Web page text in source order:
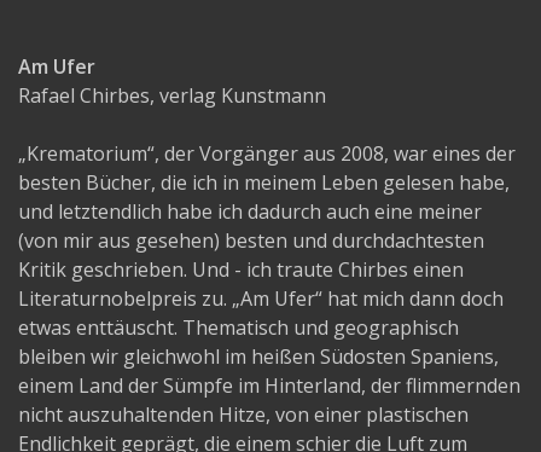
Am Ufer
Rafael Chirbes, verlag Kunstmann
„Krematorium“, der Vorgänger aus 2008, war eines der
besten Bücher, die ich in meinem Leben gelesen habe,
und letztendlich habe ich dadurch auch eine meiner
(von mir aus gesehen) besten und durchdachtesten
Kritik geschrieben. Und - ich traute Chirbes einen
Literaturnobelpreis zu. „Am Ufer“ hat mich dann doch
etwas enttäuscht. Thematisch und geographisch
bleiben wir gleichwohl im heißen Südosten Spaniens,
einem Land der Sümpfe im Hinterland, der flimmernden
nicht auszuhaltenden Hitze, von einer plastischen
Endlichkeit geprägt, die einem schier die Luft zum